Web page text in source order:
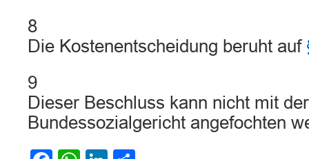
8
Die Kostenentscheidung beruht auf
9
Dieser Beschluss kann nicht mit
Bundessozialgericht angefochten